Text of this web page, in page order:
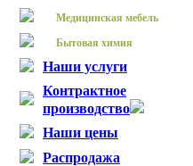
Медицинская мебель
Бытовая химия
Наши услуги
Контрактное
производство
Наши цены
Распродажа